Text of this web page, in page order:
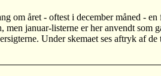
om året - oftest i december måned -
januar-listerne er her anvendt som
Under skemaet ses aftryk af